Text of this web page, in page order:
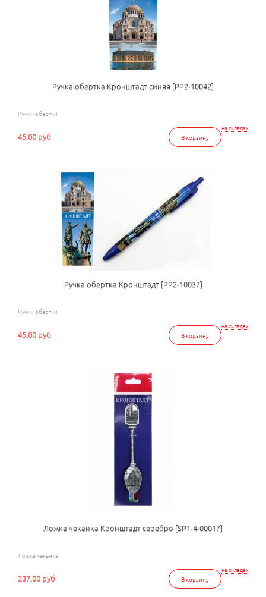
Ручка обертка Кронштадт синяя [РР2-10042]
Ручки обертки
на складах
В корзину
45.00 руб
Ручка обертка Кронштадт [РР2-10037]
Ручки обертки
на складах
В корзину
45.00 руб
Ложка чеканка Кронштадт серебро [SP1-4-00017]
Ложка чеканка
на складах
В корзину
237.00 руб